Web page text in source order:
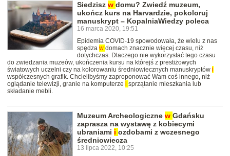
Siedzisz w domu? Zwiedź muzeum,
ukończ kurs na Harvardzie, pokoloruj
manuskrypt – KopalniaWiedzy poleca
16 marca 2020, 19:51
Epidemia COVID-19 spowodowała, że wielu z nas
spędza w domach znacznie więcej czasu, niż
dotychczas. Dlaczego nie wykorzystać tego czasu
do zwiedzania muzeów, ukończenia kursu na którejś z prestiżowych
światowych uczelni czy na kolorowaniu średniowiecznych manuskryptów i
współczesnych grafik. Chcielibyśmy zaproponować Wam coś innego, niż
oglądanie telewizji, granie na komputerze i sprzątanie mieszkania lub
składanie mebli.
Muzeum Archeologiczne w Gdańsku
zaprasza na wystawę z kobiecymi
ubraniami i ozdobami z wczesnego
średniowiecza
13 lipca 2022, 10:25